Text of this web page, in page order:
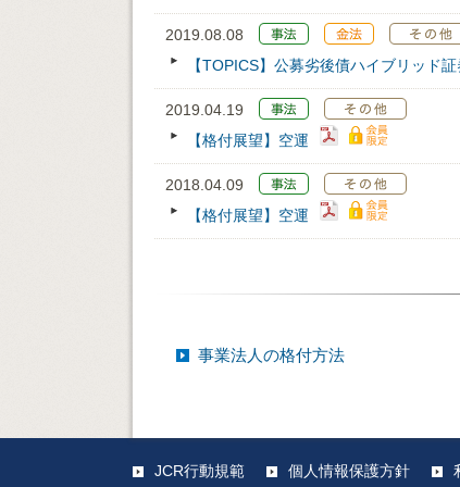
2019.08.08
【TOPICS】公募劣後債ハイブリッド
2019.04.19
【格付展望】空運
2018.04.09
【格付展望】空運
事業法人の格付方法
JCR行動規範 個人情報保護方針